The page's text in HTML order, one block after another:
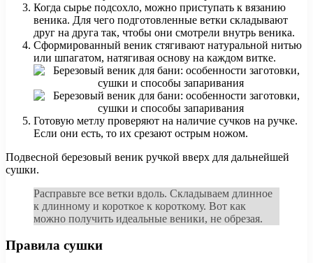
Когда сырье подсохло, можно приступать к вязанию
веника. Для чего подготовленные ветки складывают
друг на друга так, чтобы они смотрели внутрь веника.
Сформированный веник стягивают натуральной нитью
или шпагатом, натягивая основу на каждом витке.
Готовую метлу проверяют на наличие сучков на ручке.
Если они есть, то их срезают острым ножом.
Подвесной березовый веник ручкой вверх для дальнейшей
сушки.
Расправьте все ветки вдоль. Складываем длинное
к длинному и короткое к короткому. Вот как
можно получить идеальные веники, не обрезая.
Правила сушки